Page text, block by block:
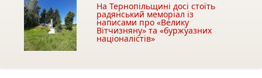
На Тернопільщині досі стоїть
радянський меморіал із
написами про «Велику
Вітчизняну» та «буржуазних
націоналістів»